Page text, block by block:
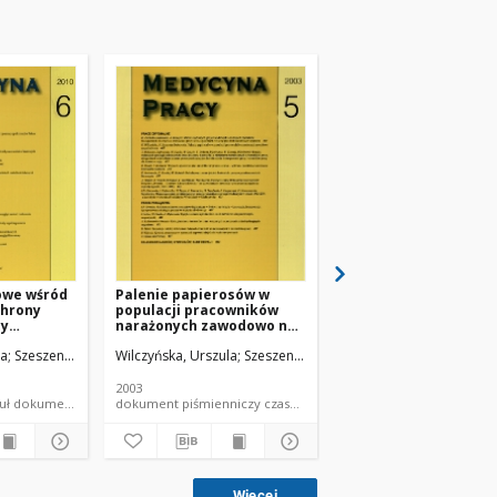
wśród
Szeszenia-Dąbrowska, Neonila
czasopismo - artykuł dokument piśmienniczy
Palenie papierosów w
populacji pracowników
narażonych zawodowo na
Wilczyńska, Urszula Szeszenia-Dąbrowska, Neonila
2003
dokument piśmienniczy czasopismo - artykuł